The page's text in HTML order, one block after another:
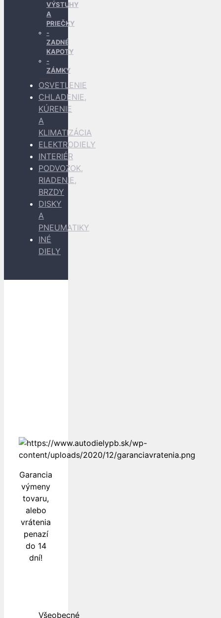
VÝSTUHY
A
PRIEČKY
ZADNÉ
KAPOTY
ZÁMKY
OSVETLENIE
CHLADENIE,
KÚRENIE
A
KLIMATIZÁCIA
ELEKTRODIELY
INTERIÉR
PODVOZOK,
RIADENIE,
BRZDY
DISKY
A
PNEUMATIKY
INÉ
DIELY
Garancia
výmeny
tovaru,
alebo
vrátenia
penazí
do 14
dní!
Všeobecné